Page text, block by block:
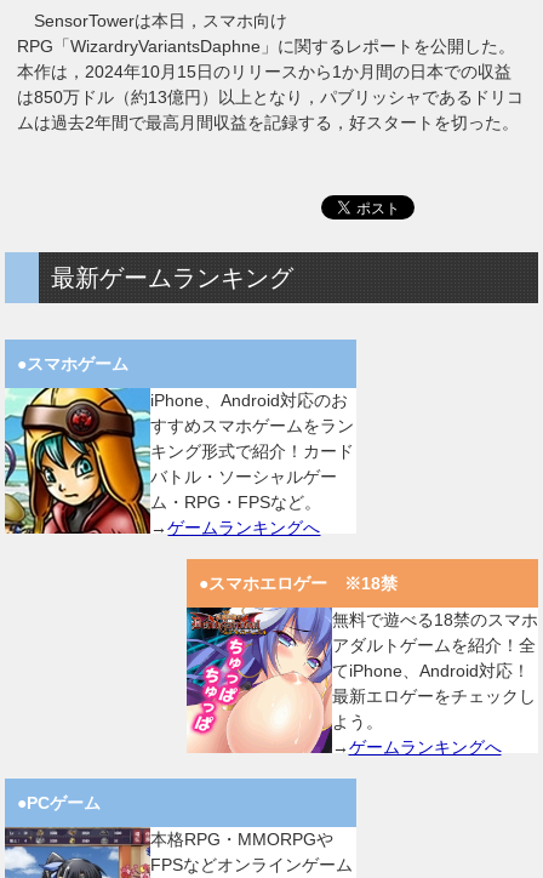
SensorTowerは本日，スマホ向け
RPG「WizardryVariantsDaphne」に関するレポートを公開した。
本作は，2024年10月15日のリリースから1か月間の日本での収益
は850万ドル（約13億円）以上となり，パブリッシャであるドリコ
ムは過去2年間で最高月間収益を記録する，好スタートを切った。
最新ゲームランキング
●スマホゲーム
iPhone、Android対応のお
すすめスマホゲームをラン
キング形式で紹介！カード
バトル・ソーシャルゲー
ム・RPG・FPSなど。
→ゲームランキングへ
●スマホエロゲー ※18禁
無料で遊べる18禁のスマホ
アダルトゲームを紹介！全
てiPhone、Android対応！
最新エロゲーをチェックし
よう。
→ゲームランキングへ
●PCゲーム
本格RPG・MMORPGや
FPSなどオンラインゲーム